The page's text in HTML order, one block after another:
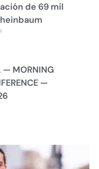
de 69 mil
— MORNING
—